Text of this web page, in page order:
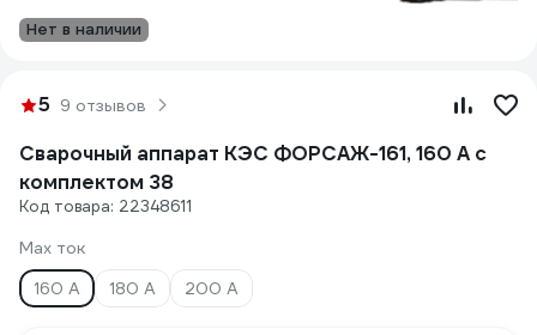
Нет в наличии
5 9 отзывов
Сварочный аппарат КЭС ФОРСАЖ-161, 160 А с
комплектом 38
Код товара: 22348611
Max ток
160 А
180 А 200 А